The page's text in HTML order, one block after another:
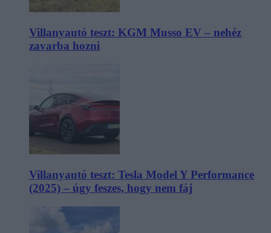
Villanyautó teszt: KGM Musso EV – nehéz
zavarba hozni
Villanyautó teszt: Tesla Model Y Performance
(2025) – úgy feszes, hogy nem fáj